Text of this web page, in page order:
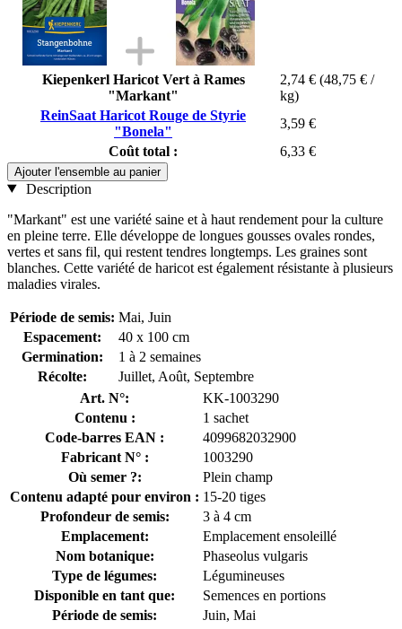
Kiepenkerl Haricot Vert à Rames
"Markant"
2,74 € (48,75 € /
kg)
ReinSaat Haricot Rouge de Styrie
"Bonela"
3,59 €
Coût total :
6,33 €
Ajouter l'ensemble au panier
Description
"Markant" est une variété saine et à haut rendement pour la culture
en pleine terre. Elle développe de longues gousses ovales rondes,
vertes et sans fil, qui restent tendres longtemps. Les graines sont
blanches. Cette variété de haricot est également résistante à plusieurs
maladies virales.
Période de semis: Mai, Juin
Espacement:
40 x 100 cm
Germination:
1 à 2 semaines
Récolte:
Juillet, Août, Septembre
Art. N°:
KK-1003290
Contenu :
1 sachet
Code-barres EAN :
4099682032900
Fabricant N° :
1003290
Où semer ?:
Plein champ
Contenu adapté pour environ : 15-20 tiges
Profondeur de semis:
3 à 4 cm
Emplacement:
Emplacement ensoleillé
Nom botanique:
Phaseolus vulgaris
Type de légumes:
Légumineuses
Disponible en tant que:
Semences en portions
Période de semis:
Juin, Mai